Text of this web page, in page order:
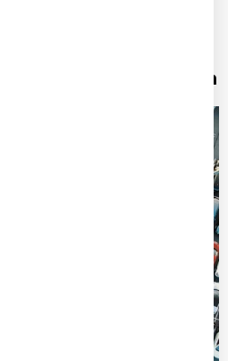
und digitale Lösungen